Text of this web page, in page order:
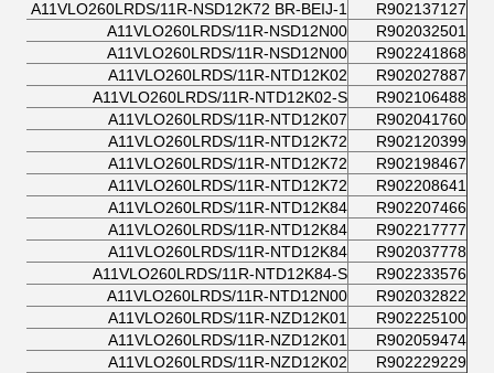
R902137127
A11VLO260LRDS/11R-NSD12K72 BR-BEIJ-1
R902032501
A11VLO260LRDS/11R-NSD12N00
R902241868
A11VLO260LRDS/11R-NSD12N00
R902027887
A11VLO260LRDS/11R-NTD12K02
R902106488
A11VLO260LRDS/11R-NTD12K02-S
R902041760
A11VLO260LRDS/11R-NTD12K07
R902120399
A11VLO260LRDS/11R-NTD12K72
R902198467
A11VLO260LRDS/11R-NTD12K72
R902208641
A11VLO260LRDS/11R-NTD12K72
R902207466
A11VLO260LRDS/11R-NTD12K84
R902217777
A11VLO260LRDS/11R-NTD12K84
R902037778
A11VLO260LRDS/11R-NTD12K84
R902233576
A11VLO260LRDS/11R-NTD12K84-S
R902032822
A11VLO260LRDS/11R-NTD12N00
R902225100
A11VLO260LRDS/11R-NZD12K01
R902059474
A11VLO260LRDS/11R-NZD12K01
R902229229
A11VLO260LRDS/11R-NZD12K02